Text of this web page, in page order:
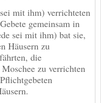
mit ihm) verrichteten
gemeinsam in
sei mit ihm) bat sie,
Häusern zu
die
zu verrichten